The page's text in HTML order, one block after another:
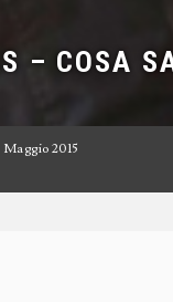
– COSA
2015